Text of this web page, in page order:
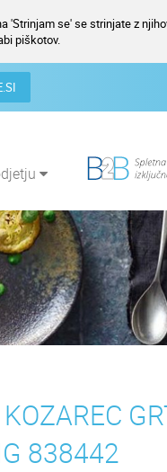
'Strinjam se' se strinjate z
piškotov.
838442